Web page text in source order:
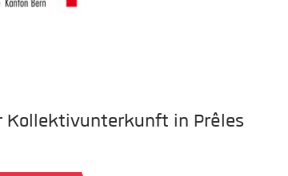
in Prêles